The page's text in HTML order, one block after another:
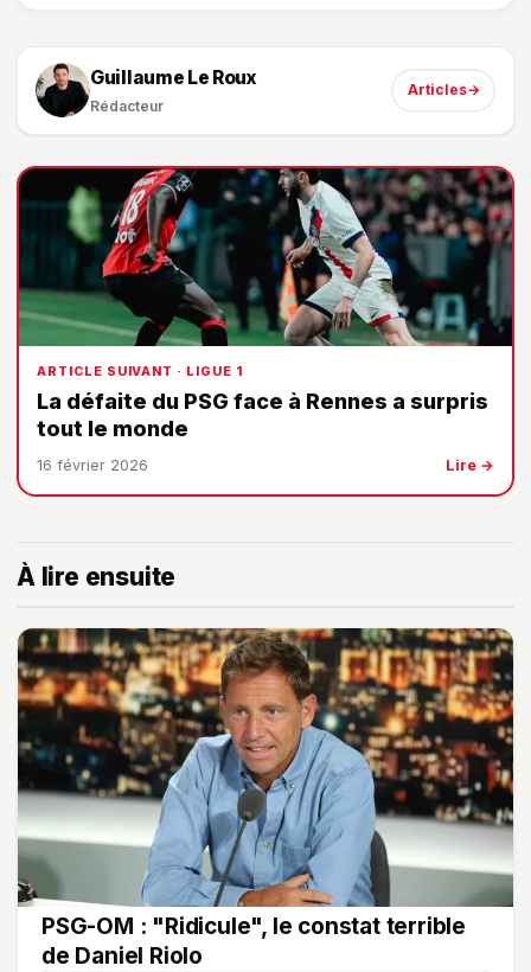
Guillaume Le Roux
Rédacteur
Articles→
ARTICLE SUIVANT · LIGUE 1
La défaite du PSG face à Rennes a surpris
tout le monde
16 février 2026 Lire →
À lire ensuite
PSG-OM : "Ridicule", le constat terrible
de Daniel Riolo